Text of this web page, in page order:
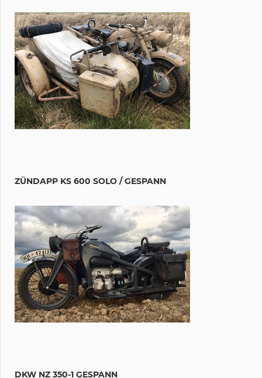
ZÜNDAPP KS 600 SOLO / GESPANN
DKW NZ 350-1 GESPANN